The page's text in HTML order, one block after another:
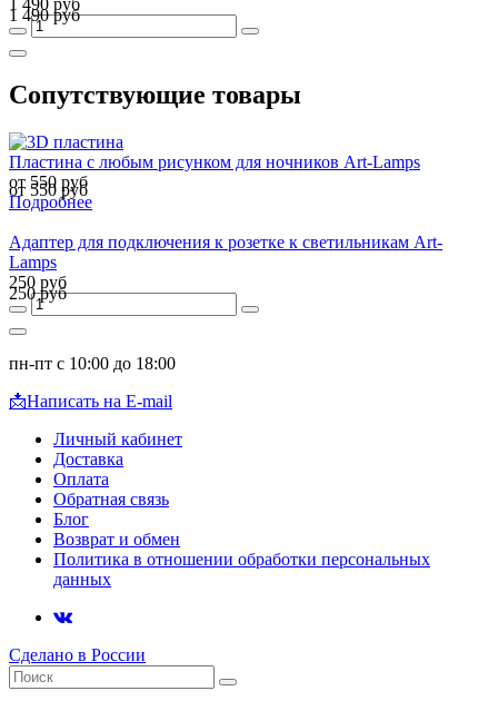
1 490 руб
Сопутствующие товары
Пластина с любым рисунком для ночников Art-Lamps
от 550 руб
от 550 руб
Подробнее
Адаптер для подключения к розетке к светильникам Art-
Lamps
250 руб
250 руб
пн-пт с 10:00 до 18:00
📩Написать на E-mail
Личный кабинет
Доставка
Оплата
Обратная связь
Блог
Возврат и обмен
Политика в отношении обработки персональных
данных
Сделано в России